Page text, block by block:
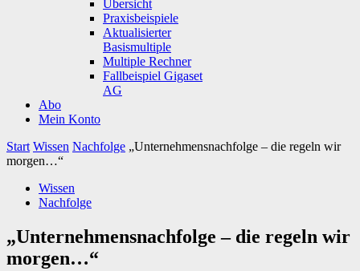
Übersicht
Praxisbeispiele
Aktualisierter
Basismultiple
Multiple Rechner
Fallbeispiel Gigaset
AG
Abo
Mein Konto
Start Wissen Nachfolge „Unternehmensnachfolge – die regeln wir
morgen…“
Wissen
Nachfolge
„Unternehmensnachfolge – die regeln wir
morgen…“